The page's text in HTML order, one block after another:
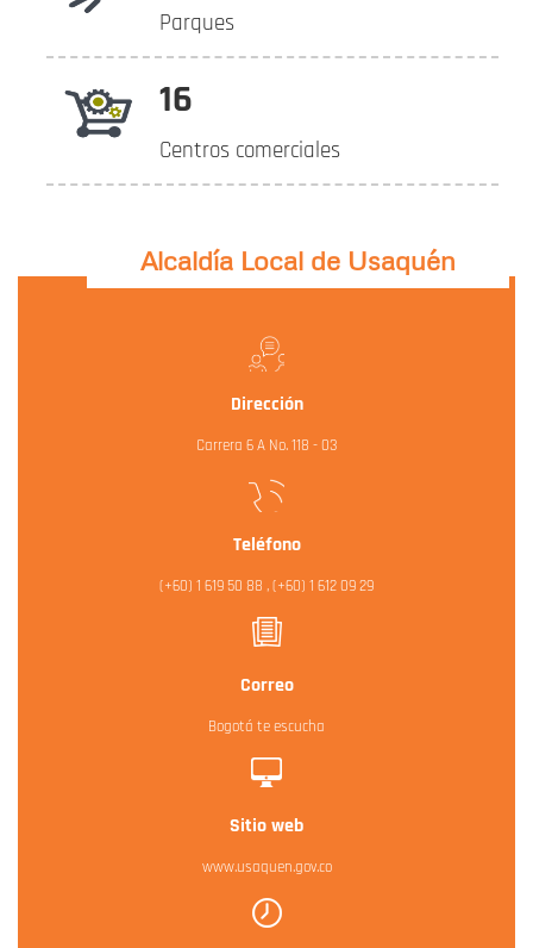
Parques
16
Centros comerciales
Alcaldía Local de Usaquén
Dirección
Carrera 6 A No. 118 - 03
Teléfono
(+60) 1 619 50 88 , (+60) 1 612 09 29
Correo
Bogotá te escucha
Sitio web
www.usaquen.gov.co